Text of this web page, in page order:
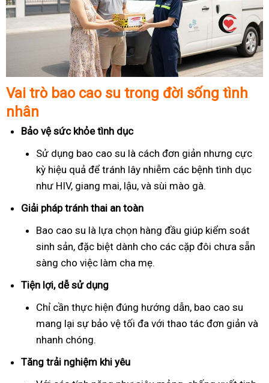
Vai trò bao cao su trong đời sống tình
nhân
Bảo vệ sức khỏe tình dục
Sử dụng bao cao su là cách đơn giản nhưng cực
kỳ hiệu quả để tránh lây nhiễm các bệnh tình dục
như HIV, giang mai, lậu, và sùi mào gà.
Giải pháp tránh thai an toàn
Bao cao su là lựa chọn hàng đầu giúp kiểm soát
sinh sản, đặc biệt dành cho các cặp đôi chưa sẵn
sàng cho việc làm cha mẹ.
Tiện lợi, dễ sử dụng
Chỉ cần thực hiện đúng hướng dẫn, bao cao su
mang lại sự bảo vệ tối đa với thao tác đơn giản và
nhanh chóng.
Tăng trải nghiệm khi yêu